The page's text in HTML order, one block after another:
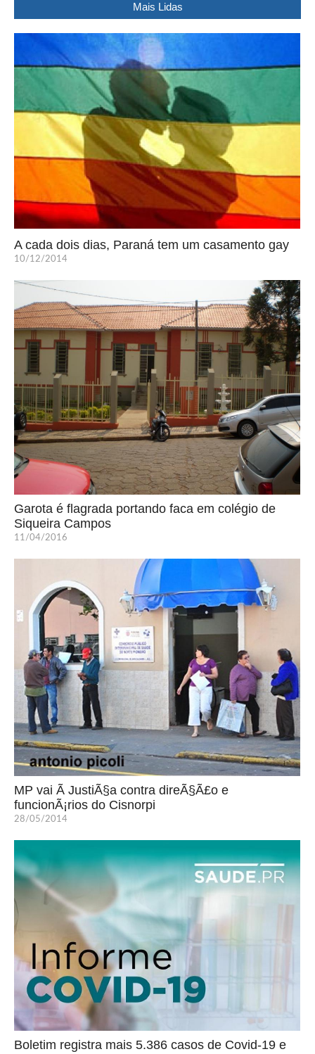
Mais Lidas
A cada dois dias, Paraná tem um casamento gay
10/12/2014
Garota é flagrada portando faca em colégio de
Siqueira Campos
11/04/2016
MP vai Ã JustiÃ§a contra direÃ§Ã£o e
funcionÃ¡rios do Cisnorpi
28/05/2014
Boletim registra mais 5.386 casos de Covid-19 e